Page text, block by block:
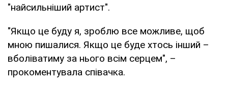
"найсильніший артист".
"Якщо це буду я, зроблю все можливе, щоб
мною пишалися. Якщо це буде хтось інший –
вболіватиму за нього всім серцем", –
прокоментувала співачка.